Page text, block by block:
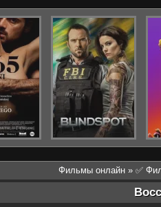
Фильмы онлайн » ✅